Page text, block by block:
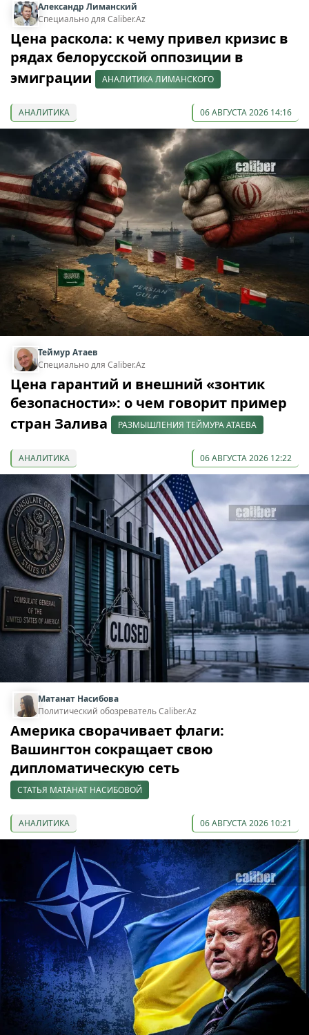
Александр Лиманский
Специально для Caliber.Az
Цена раскола: к чему привел кризис в
рядах белорусской оппозиции в
эмиграции
АНАЛИТИКА ЛИМАНСКОГО
АНАЛИТИКА 06 АВГУСТА 2026 14:16
Теймур Атаев
Специально для Caliber.Az
Цена гарантий и внешний «зонтик
безопасности»: о чем говорит пример
стран Залива
РАЗМЫШЛЕНИЯ ТЕЙМУРА АТАЕВА
АНАЛИТИКА 06 АВГУСТА 2026 12:22
Матанат Насибова
Политический обозреватель Caliber.Az
Америка сворачивает флаги:
Вашингтон сокращает свою
дипломатическую сеть
СТАТЬЯ МАТАНАТ НАСИБОВОЙ
АНАЛИТИКА 06 АВГУСТА 2026 10:21